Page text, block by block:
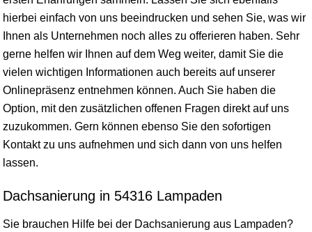
hierbei einfach von uns beeindrucken und sehen Sie, was wir
Ihnen als Unternehmen noch alles zu offerieren haben. Sehr
gerne helfen wir Ihnen auf dem Weg weiter, damit Sie die
vielen wichtigen Informationen auch bereits auf unserer
Onlinepräsenz entnehmen können. Auch Sie haben die
Option, mit den zusätzlichen offenen Fragen direkt auf uns
zuzukommen. Gern können ebenso Sie den sofortigen
Kontakt zu uns aufnehmen und sich dann von uns helfen
lassen.
Dachsanierung in 54316 Lampaden
Sie brauchen Hilfe bei der Dachsanierung aus Lampaden?